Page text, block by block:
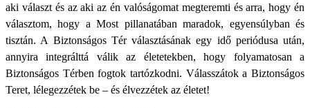
aki választ és az aki az én valóságomat megteremti és arra, hogy én
választom, hogy a Most pillanatában maradok, egyensúlyban és
tisztán. A Biztonságos Tér választásának egy idő periódusa után,
annyira integrálttá válik az életetekben, hogy folyamatosan a
Biztonságos Térben fogtok tartózkodni. Válasszátok a Biztonságos
Teret, lélegezzétek be – és élvezzétek az életet!